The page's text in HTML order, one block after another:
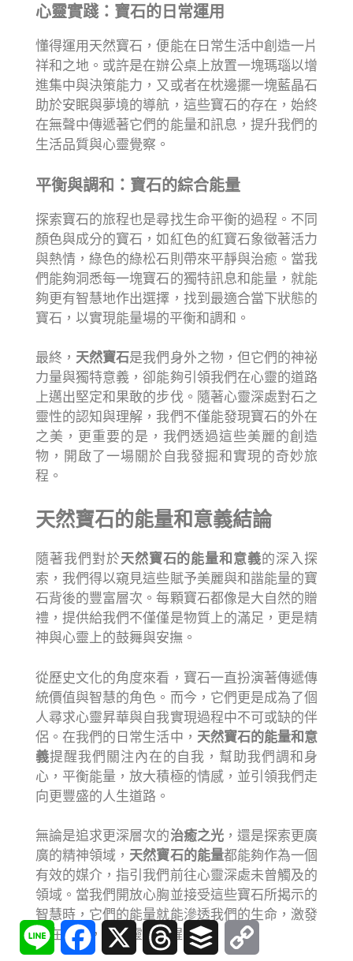
心靈實踐：寶石的日常運用
懂得運用天然寶石，便能在日常生活中創造一片
祥和之地。或許是在辦公桌上放置一塊瑪瑙以增
進集中與決策能力，又或者在枕邊擺一塊藍晶石
助於安眠與夢境的導航，這些寶石的存在，始終
在無聲中傳遞著它們的能量和訊息，提升我們的
生活品質與心靈覺察。
平衡與調和：寶石的綜合能量
探索寶石的旅程也是尋找生命平衡的過程。不同
顏色與成分的寶石，如紅色的紅寶石象徵著活力
與熱情，綠色的綠松石則帶來平靜與治癒。當我
們能夠洞悉每一塊寶石的獨特訊息和能量，就能
夠更有智慧地作出選擇，找到最適合當下狀態的
寶石，以實現能量場的平衡和調和。
最終， 天然寶石是我們身外之物，但它們的神祕
力量與獨特意義，卻能夠引領我們在心靈的道路
上邁出堅定和果敢的步伐。隨著心靈深處對石之
靈性的認知與理解，我們不僅能發現寶石的外在
之美，更重要的是，我們透過這些美麗的創造
物，開啟了一場關於自我發掘和實現的奇妙旅
程。
天然寶石的能量和意義結論
隨著我們對於天然寶石的能量和意義的深入探
索，我們得以窺見這些賦予美麗與和諧能量的寶
石背後的豐富層次。每顆寶石都像是大自然的贈
禮，提供給我們不僅僅是物質上的滿足，更是精
神與心靈上的鼓舞與安撫。
從歷史文化的角度來看，寶石一直扮演著傳遞傳
統價值與智慧的角色。而今，它們更是成為了個
人尋求心靈昇華與自我實現過程中不可或缺的伴
侶。在我們的日常生活中， 天然寶石的能量和意
義提醒我們關注內在的自我，幫助我們調和身
心，平衡能量，放大積極的情感，並引領我們走
向更豐盛的人生道路。
無論是追求更深層次的治癒之光，還是探索更廣
廣的精神領域， 天然寶石的能量都能夠作為一個
有效的媒介，指引我們前往心靈深處未曾觸及的
領域。當我們開放心胸並接受這些寶石所揭示的
智慧時，它們的能量就能滲透我們的生命，激發
內在潛力，提升靈性覺醒。
Line Facebook
X Threads Buffer